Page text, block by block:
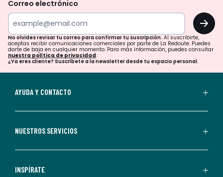
tu
para
confirmar
tu
suscripción.
aceptas
comerciales
personalizadas
Correo electrónico
OK
No olvides revisar tu correo para confirmar tu suscripción. Al suscribirte,
aceptas recibir comunicaciones comerciales por parte de La Redoute. Puedes
darte de baja en cualquier momento. Para más información, puedes consultar
nuestra política de privacidad.
¿Ya eres cliente? Suscríbete a la newsletter desde tu espacio personal.
AYUDA Y CONTACTO
NUESTROS SERVICIOS
INSPÍRATE